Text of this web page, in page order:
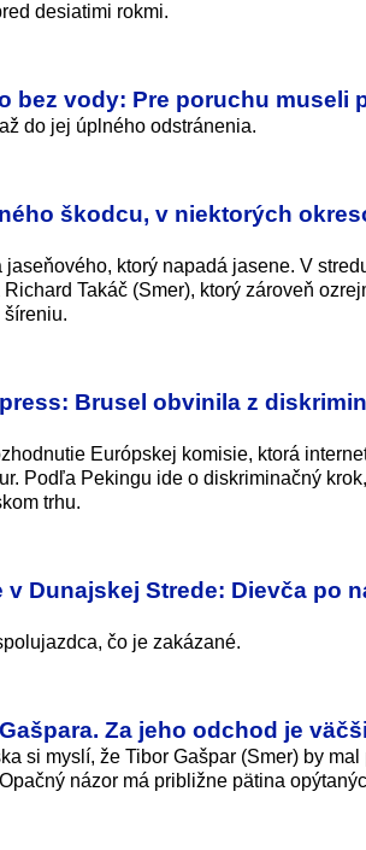
desiatimi rokmi.
bez vody: Pre poruchu museli
do jej úplného odstránenia.
škodcu, v niektorých
ktorý napadá jasene. V
Takáč (Smer), ktorý zároveň
Brusel obvinila z
Európskej komisie, ktorá
Podľa Pekingu ide o diskriminačný
trhu.
Dunajskej Strede: Dievča po
čo je zakázané.
Za jeho odchod je
si myslí, že Tibor Gašpar (Smer) by
názor má približne pätina